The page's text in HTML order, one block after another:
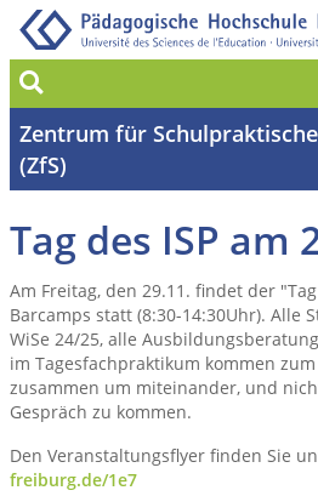
Suche
Zentrum für
(ZfS)
Tag des ISP am
Am Freitag, den 29.11. findet der
Barcamps statt (8:30-14:30Uhr). Alle
WiSe 24/25, alle
im Tagesfachpraktikum kommen
zusammen um miteinander, und
Gespräch zu kommen.
Den Veranstaltungsflyer finden Sie
freiburg.de/1e7